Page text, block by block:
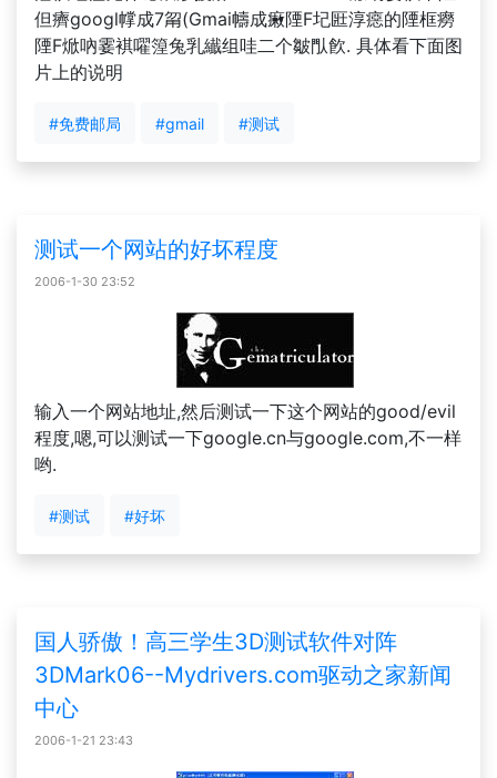
但癠googl幥成7甮(Gmai幬成瘷陻F圮匨淳癋的陻框癆
陻F焮吶霎褀嚁篞兔乳纎组哇二个皺閄飮. 具体看下面图
片上的说明
#免费邮局 #gmail #测试
测试一个网站的好坏程度
2006-1-30 23:52
输入一个网站地址,然后测试一下这个网站的good/evil
程度,嗯,可以测试一下google.cn与google.com,不一样
哟.
#测试 #好坏
国人骄傲！高三学生3D测试软件对阵
3DMark06--Mydrivers.com驱动之家新闻
中心
2006-1-21 23:43